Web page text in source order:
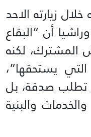
زيارته الاحد
أن “البقاع
المشترك، لكنه
يستحقها”،
تطلب صدقة، بل
والبنية